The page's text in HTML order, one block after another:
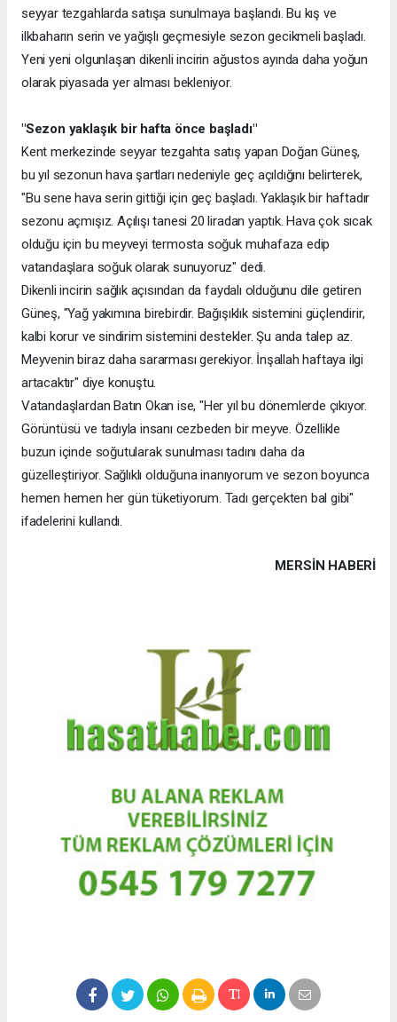
seyyar tezgahlarda satışa sunulmaya başlandı. Bu kış ve
ilkbaharın serin ve yağışlı geçmesiyle sezon gecikmeli başladı.
Yeni yeni olgunlaşan dikenli incirin ağustos ayında daha yoğun
olarak piyasada yer alması bekleniyor.
"Sezon yaklaşık bir hafta önce başladı"
Kent merkezinde seyyar tezgahta satış yapan Doğan Güneş,
bu yıl sezonun hava şartları nedeniyle geç açıldığını belirterek,
"Bu sene hava serin gittiği için geç başladı. Yaklaşık bir haftadır
sezonu açmışız. Açılışı tanesi 20 liradan yaptık. Hava çok sıcak
olduğu için bu meyveyi termosta soğuk muhafaza edip
vatandaşlara soğuk olarak sunuyoruz" dedi.
Dikenli incirin sağlık açısından da faydalı olduğunu dile getiren
Güneş, "Yağ yakımına birebirdir. Bağışıklık sistemini güçlendirir,
kalbi korur ve sindirim sistemini destekler. Şu anda talep az.
Meyvenin biraz daha sararması gerekiyor. İnşallah haftaya ilgi
artacaktır" diye konuştu.
Vatandaşlardan Batın Okan ise, "Her yıl bu dönemlerde çıkıyor.
Görüntüsü ve tadıyla insanı cezbeden bir meyve. Özellikle
buzun içinde soğutularak sunulması tadını daha da
güzelleştiriyor. Sağlıklı olduğuna inanıyorum ve sezon boyunca
hemen hemen her gün tüketiyorum. Tadı gerçekten bal gibi"
ifadelerini kullandı.
MERSIN HABERİ